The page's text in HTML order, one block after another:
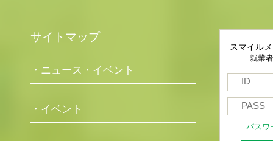
サイトマップ
・ニュース・イベント
・イベント
スマイル
就業
パスワ